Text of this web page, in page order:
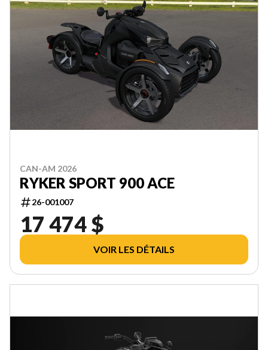
CAN-AM 2026
RYKER SPORT 900 ACE
26-001007
17 474 $
VOIR LES DÉTAILS